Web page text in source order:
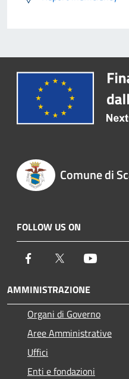
Comune di
FOLLOW US ON
Facebook Twitter
AMMINISTRAZIONE
Organi di Governo
Aree Amministrative
Uffici
Enti e fondazioni